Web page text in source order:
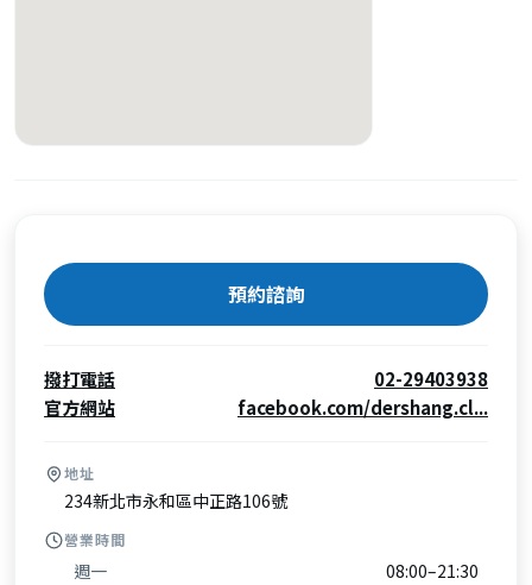
預約諮詢
撥打電話
02-29403938
官方網站
facebook.com/dershang.cl...
地址
234新北市永和區中正路106號
營業時間
週一
08:00–21:30